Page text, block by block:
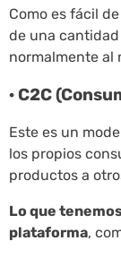
Como es fácil
de una
normalmente al
· C2C
Este es un
los propios
productos a
Lo que
plataforma,